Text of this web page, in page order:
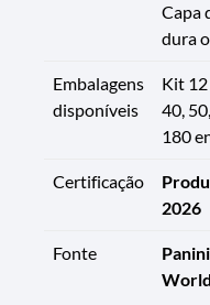
Capa
dura
Embalagens
disponíveis
Kit 12
40,
180
Certificação
2026
Fonte